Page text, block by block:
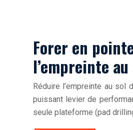
Forer en
l’empreinte
Réduire l’empreinte au sol
puissant levier de
seule plateforme (pad